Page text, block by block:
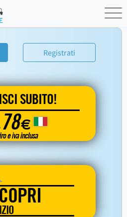
Registrati
SUBITO!
€
e iva inclusa